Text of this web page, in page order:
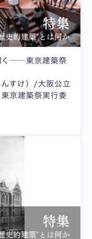
く──東京建築祭
すけ）/大阪公立
京建築祭実行委